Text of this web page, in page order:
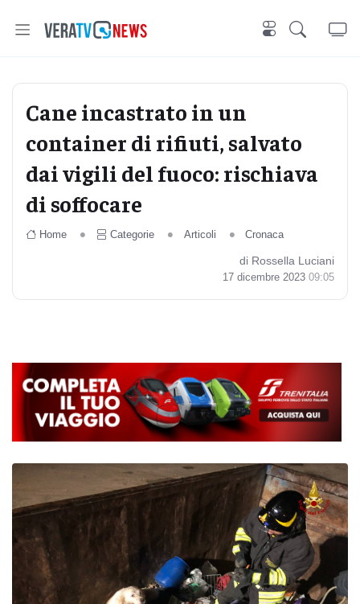
Cane incastrato in un
container di rifiuti, salvato
dai vigili del fuoco: rischiava
di soffocare
Home Categorie Articoli Cronaca
di Rossella Luciani
17 dicembre 2023 09:05